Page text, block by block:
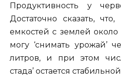
Продуктивность у
Достаточно сказать,
емкостей с землей
могу ‘снимать урожай’
литров, и при этом
стада’ остается